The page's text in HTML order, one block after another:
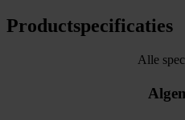
Productspecificaties
Alle